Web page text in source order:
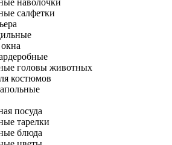
наволочки
салфетки
головы животных
костюмов
посуда
тарелки
блюда